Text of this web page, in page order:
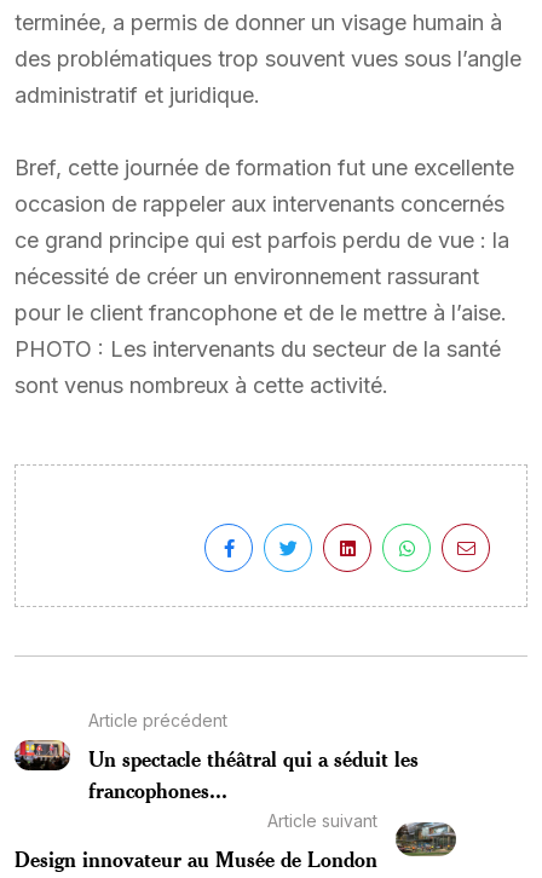
terminée, a permis de donner un visage humain à
des problématiques trop souvent vues sous l’angle
administratif et juridique.
Bref, cette journée de formation fut une excellente
occasion de rappeler aux intervenants concernés
ce grand principe qui est parfois perdu de vue : la
nécessité de créer un environnement rassurant
pour le client francophone et de le mettre à l’aise.
PHOTO : Les intervenants du secteur de la santé
sont venus nombreux à cette activité.
Article précédent
Un spectacle théâtral qui a séduit les
francophones...
Article suivant
Design innovateur au Musée de London